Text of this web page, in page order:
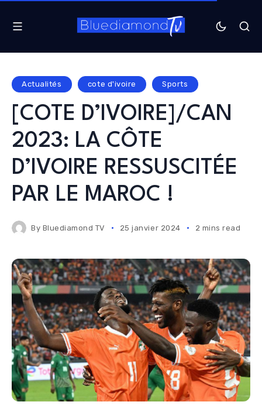
Actualités cote d'ivoire Sports
[COTE D’IVOIRE]/CAN
2023: LA CÔTE
D’IVOIRE RESSUSCITÉE
PAR LE MAROC !
By Bluediamond TV 25 janvier 2024 2 mins read